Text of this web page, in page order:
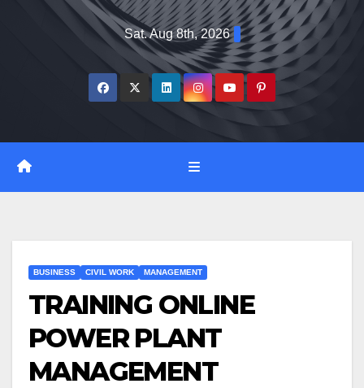
Sat. Aug 8th, 2026
BUSINESS CIVIL WORK MANAGEMENT
TRAINING ONLINE
POWER PLANT
MANAGEMENT